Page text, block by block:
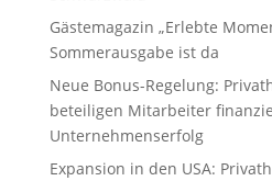
Gästemagazin „Erlebte
Sommerausgabe ist da
Neue Bonus-Regelung:
beteiligen Mitarbeiter
Unternehmenserfolg
Expansion in den USA: